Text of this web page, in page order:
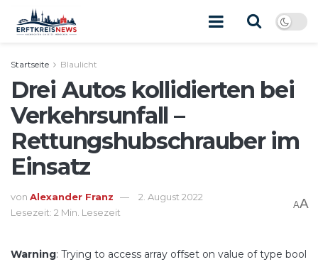
Startseite Blaulicht
Drei Autos kollidierten bei
Verkehrsunfall –
Rettungshubschrauber im
Einsatz
von Alexander Franz
2. August 2022
Lesezeit: 2 Min. Lesezeit
AA
Warning: Trying to access array offset on value of type bool